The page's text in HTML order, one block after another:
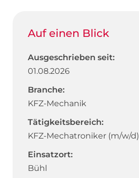
Auf einen Blick
Ausgeschrieben seit:
01.08.2026
Branche:
KFZ-Mechanik
Tätigkeitsbereich:
KFZ-Mechatroniker (m/w/d)
Einsatzort:
Bühl